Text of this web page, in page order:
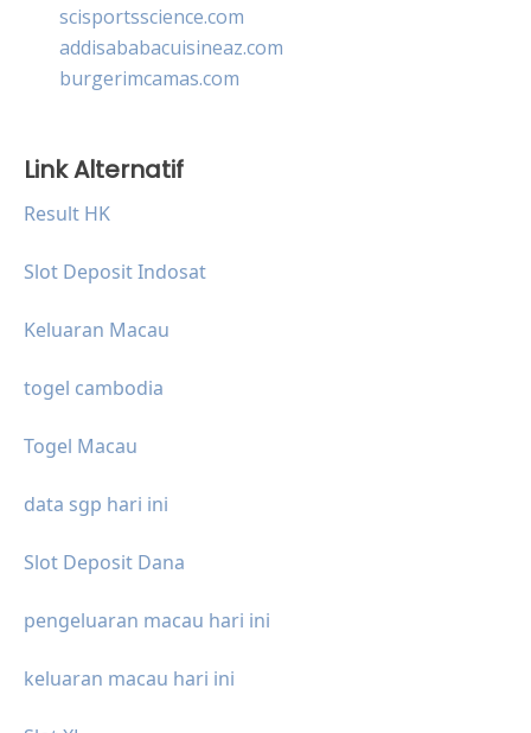
scisportsscience.com
addisababacuisineaz.com
burgerimcamas.com
Link Alternatif
Result HK
Slot Deposit Indosat
Keluaran Macau
togel cambodia
Togel Macau
data sgp hari ini
Slot Deposit Dana
pengeluaran macau hari ini
keluaran macau hari ini